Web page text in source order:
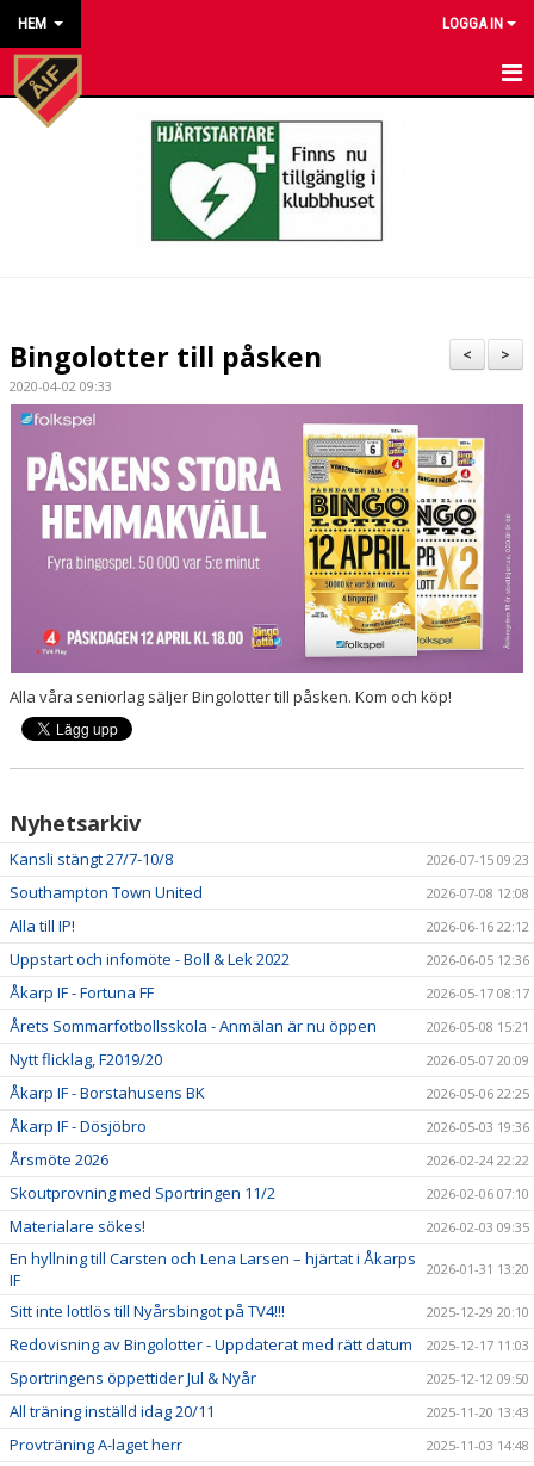
HEM LOGGA IN
HEM
KONTAKT ÅKARP IF
OM FÖRENINGEN
DOKUMENT
BESTÄLL VÅRA KLUBBKLÄDER
>
<
Bingolotter till påsken
2020-04-02 09:33
Alla våra seniorlag säljer Bingolotter till påsken. Kom och köp!
Nyhetsarkiv
Kansli stängt 27/7-10/8 2026-07-15 09:23
Southampton Town United 2026-07-08 12:08
Alla till IP! 2026-06-16 22:12
Uppstart och infomöte - Boll & Lek 2022 2026-06-05 12:36
Åkarp IF - Fortuna FF 2026-05-17 08:17
Årets Sommarfotbollsskola - Anmälan är nu öppen 2026-05-08 15:21
Nytt flicklag, F2019/20 2026-05-07 20:09
Åkarp IF - Borstahusens BK 2026-05-06 22:25
Åkarp IF - Dösjöbro 2026-05-03 19:36
Årsmöte 2026 2026-02-24 22:22
Skoutprovning med Sportringen 11/2 2026-02-06 07:10
Materialare sökes! 2026-02-03 09:35
En hyllning till Carsten och Lena Larsen – hjärtat i Åkarps
IF
2026-01-31 13:20
Sitt inte lottlös till Nyårsbingot på TV4!!! 2025-12-29 20:10
Redovisning av Bingolotter - Uppdaterat med rätt datum 2025-12-17 11:03
Sportringens öppettider Jul & Nyår 2025-12-12 09:50
All träning inställd idag 20/11 2025-11-20 13:43
Provträning A-laget herr 2025-11-03 14:48